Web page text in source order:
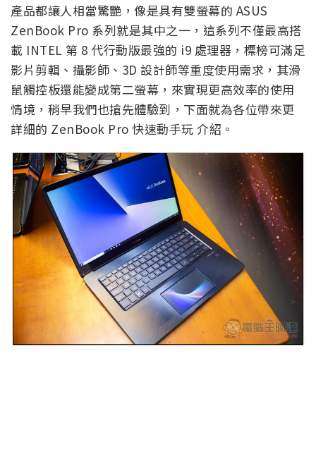
產品都讓人相當驚艷，像是具有雙螢幕的 ASUS
ZenBook Pro 系列就是其中之一，這系列不僅最高搭
載 INTEL 第 8 代行動版最強的 i9 處理器，標榜可滿足
影片剪輯、攝影師、3D 設計師等重度使用需求，其滑
鼠觸控板還能變成第二螢幕，來實現更高效率的使用
情境，稍早我們也搶先體驗到，下面就為各位帶來更
詳細的 ZenBook Pro 快速動手玩 介紹。